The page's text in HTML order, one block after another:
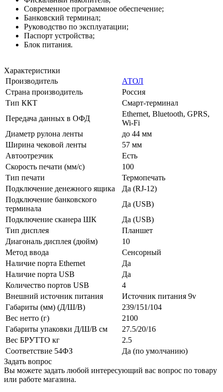
Современное программное обеспечение;
Банковский терминал;
Руководство по эксплуатации;
Паспорт устройства;
Блок питания.
Характеристики
Производитель
АТОЛ
Страна производитель
Россия
Тип ККТ
Смарт-терминал
Передача данных в ОФД
Ethernet, Bluetooth, GPRS,
Wi-Fi
Диаметр рулона ленты
до 44 мм
Ширина чековой ленты
57 мм
Автоотрезчик
Есть
Скорость печати (мм/с)
100
Тип печати
Термопечать
Подключение денежного ящика
Да (RJ-12)
Подключение банковского
терминала
Да (USB)
Подключение сканера ШК
Да (USB)
Тип дисплея
Планшет
Диагональ дисплея (дюйм)
10
Метод ввода
Сенсорный
Наличие порта Ethernet
Да
Наличие порта USB
Да
Количество портов USB
4
Внешний источник питания
Источник питания 9v
Габариты (мм) (Д/Ш/В)
239/151/104
Вес нетто (г)
2100
Габариты упаковки Д/Ш/В см
27.5/20/16
Вес БРУТТО кг
2.5
Соответствие 54ФЗ
Да (по умолчанию)
Задать вопрос
Вы можете задать любой интересующий вас вопрос по товару
или работе магазина.